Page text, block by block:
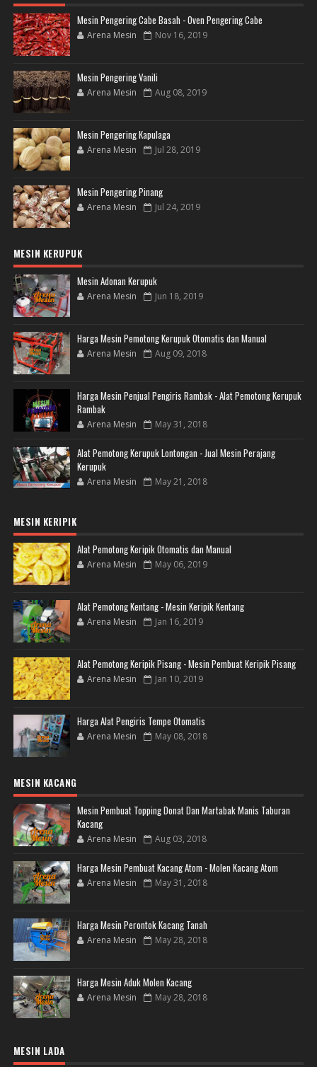
Mesin Pengering Cabe Basah - Oven Pengering Cabe
Arena Mesin Nov 16, 2019
Mesin Pengering Vanili
Arena Mesin Aug 08, 2019
Mesin Pengering Kapulaga
Arena Mesin Jul 28, 2019
Mesin Pengering Pinang
Arena Mesin Jul 24, 2019
MESIN KERUPUK
Mesin Adonan Kerupuk
Arena Mesin Jun 18, 2019
Harga Mesin Pemotong Kerupuk Otomatis dan Manual
Arena Mesin Aug 09, 2018
Harga Mesin Penjual Pengiris Rambak - Alat Pemotong Kerupuk
Rambak
Arena Mesin May 31, 2018
Alat Pemotong Kerupuk Lontongan - Jual Mesin Perajang
Kerupuk
Arena Mesin May 21, 2018
MESIN KERIPIK
Alat Pemotong Keripik Otomatis dan Manual
Arena Mesin May 06, 2019
Alat Pemotong Kentang - Mesin Keripik Kentang
Arena Mesin Jan 16, 2019
Alat Pemotong Keripik Pisang - Mesin Pembuat Keripik Pisang
Arena Mesin Jan 10, 2019
Harga Alat Pengiris Tempe Otomatis
Arena Mesin May 08, 2018
MESIN KACANG
Mesin Pembuat Topping Donat Dan Martabak Manis Taburan
Kacang
Arena Mesin Aug 03, 2018
Harga Mesin Pembuat Kacang Atom - Molen Kacang Atom
Arena Mesin May 31, 2018
Harga Mesin Perontok Kacang Tanah
Arena Mesin May 28, 2018
Harga Mesin Aduk Molen Kacang
Arena Mesin May 28, 2018
MESIN LADA